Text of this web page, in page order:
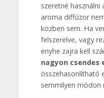
szeretné
aroma diffúzor
közben sem. Ha
felszerelve, vagy
enyhe zajra kell
nagyon csendes
összehasonlítható
semmilyen módon